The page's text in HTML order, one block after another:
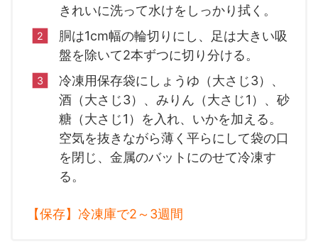
きれいに洗って水けをしっかり拭く。
胴は1cm幅の輪切りにし、足は大きい吸
盤を除いて2本ずつに切り分ける。
冷凍用保存袋にしょうゆ（大さじ3）、
酒（大さじ3）、みりん（大さじ1）、砂
糖（大さじ1）を入れ、いかを加える。
空気を抜きながら薄く平らにして袋の口
を閉じ、金属のバットにのせて冷凍す
る。
【保存】冷凍庫で2～3週間